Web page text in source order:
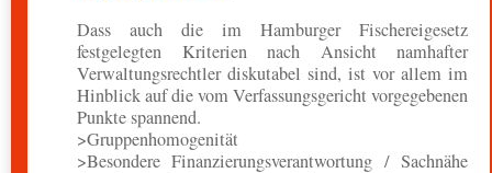
Dass auch die im Hamburger Fischereigesetz
festgelegten Kriterien nach Ansicht namhafter
Verwaltungsrechtler diskutabel sind, ist vor allem im
Hinblick auf die vom Verfassungsgericht vorgegebenen
Punkte spannend.
>Gruppenhomogenität
>Besondere Finanzierungsverantwortung / Sachnähe